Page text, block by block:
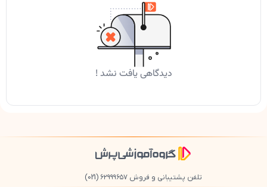
دیدگاهی یافت نشد !
تلفن پشتیبانی و فروش ۶۲۹۹۹۶۵۷ (021)